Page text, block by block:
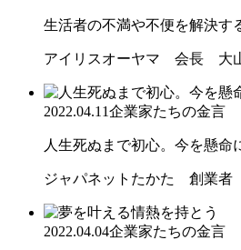
生活者の不満や不便を解決す
アイリスオーヤマ 会長 大
2022.04.11企業家たちの金言
人生死ぬまで初心。今を懸
ジャパネットたかた 創業
2022.04.04企業家たちの金言